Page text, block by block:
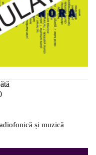
și muzică